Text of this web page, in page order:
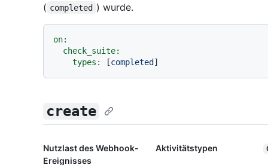
( completed ) wurde.
on:
check_suite:
types:
[completed
create
Nutzlast des Webhook-
Ereignisses
Aktivitätstypen